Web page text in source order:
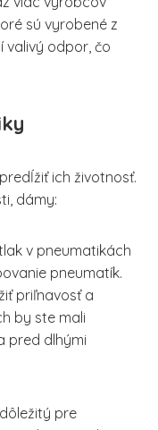
sú vyrobené z
valivý odpor, čo
ich životnosť.
dámy:
v pneumatikách
pneumatík.
priľnavosť a
by ste mali
pred dlhými
pre